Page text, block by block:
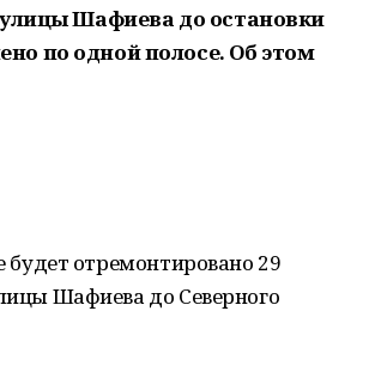
улицы Шафиева до остановки
по одной полосе. Об этом
будет отремонтировано 29
Шафиева до Северного